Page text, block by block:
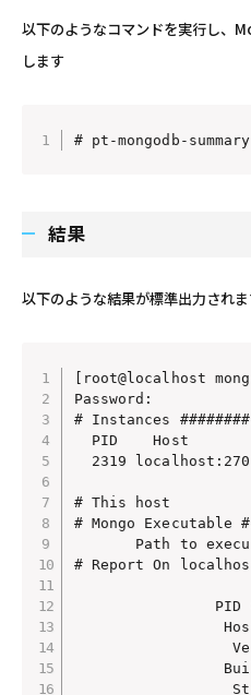
以下のようなコマンドを実行し、
します
# pt-mongodb-
結果
以下のような結果が標準出力され
[root@localhost
Password:
# Instances
PID    Host
2319
# This host
# Mongo Executable
Path to
# Report On
PID